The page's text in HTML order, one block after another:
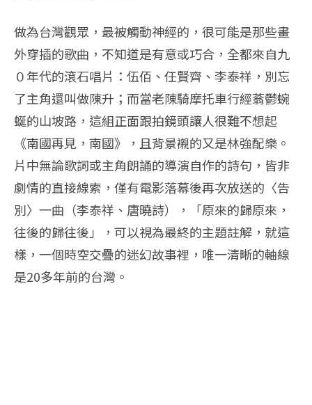
做為台灣觀眾，最被觸動神經的，很可能是那些畫
外穿插的歌曲，不知道是有意或巧合，全都來自九
０年代的滾石唱片：伍佰、任賢齊、李泰祥，別忘
了主角還叫做陳升；而當老陳騎摩托車行經蓊鬱蜿
蜒的山坡路，這組正面跟拍鏡頭讓人很難不想起
《南國再見，南國》，且背景襯的又是林強配樂。
片中無論歌詞或主角朗誦的導演自作的詩句，皆非
劇情的直接線索，僅有電影落幕後再次放送的〈告
別〉一曲（李泰祥、唐曉詩），「原來的歸原來，
往後的歸往後」，可以視為最終的主題註解，就這
樣，一個時空交疊的迷幻故事裡，唯一清晰的軸線
是20多年前的台灣。